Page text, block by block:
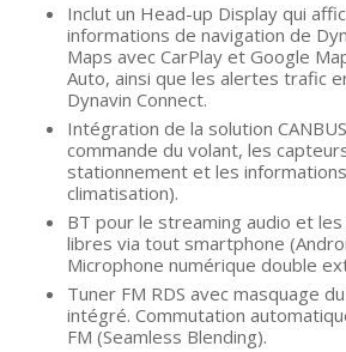
Inclut un Head-up Display qui
informations de navigation de
Maps avec CarPlay et Google
Auto, ainsi que les alertes trafic
Dynavin Connect.
Intégration de la solution
commande du volant, les
stationnement et les
climatisation).
BT pour le streaming audio et
libres via tout smartphone
Microphone numérique double
Tuner FM RDS avec masquage
intégré. Commutation
FM (Seamless Blending).